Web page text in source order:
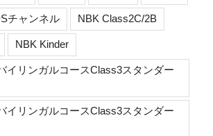
チャンネル NBK Class2C/2B
NBK Kinder
イリンガルコースClass3スタンダー
イリンガルコースClass3スタンダー